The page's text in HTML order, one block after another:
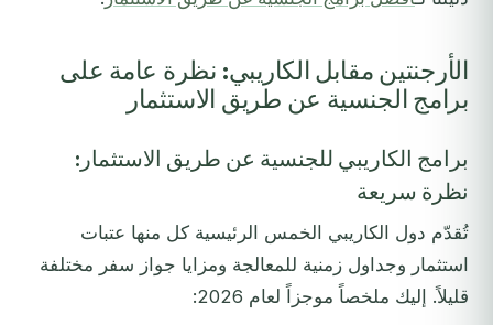
الأرجنتين مقابل الكاريبي: نظرة عامة على
برامج الجنسية عن طريق الاستثمار
برامج الكاريبي للجنسية عن طريق الاستثمار:
نظرة سريعة
تُقدّم دول الكاريبي الخمس الرئيسية كل منها عتبات
استثمار وجداول زمنية للمعالجة ومزايا جواز سفر مختلفة
قليلاً. إليك ملخصاً موجزاً لعام 2026: